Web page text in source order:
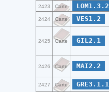
2423 Carte LOM1.3.2
2424 Carte VES1.2
2425 Carte GIL2.1
2426 Carte MAI2.2
2427 Carte GRE3.1.1